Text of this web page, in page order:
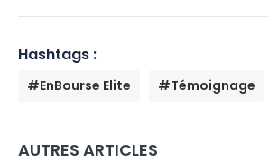
Hashtags :
#EnBourse Elite #Témoignage
AUTRES ARTICLES